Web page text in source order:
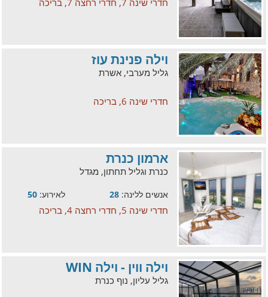
חדרי שינה 7, חדרי רחצה 7, בריכה
וילה פנינת עוז
גליל מערבי, אשרת
חדרי שינה 6, בריכה
ארמון כנרת
כנרת וגליל תחתון, מגדל
אנשים ללינה: 28 לאירוע: 50
חדרי שינה 5, חדרי רחצה 4, בריכה
וילה ווין - וילה WIN
גליל עליון, נוף כנרת